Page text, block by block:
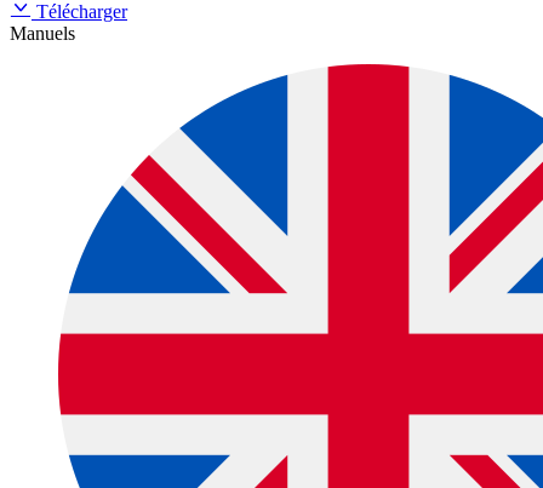
Télécharger
Manuels